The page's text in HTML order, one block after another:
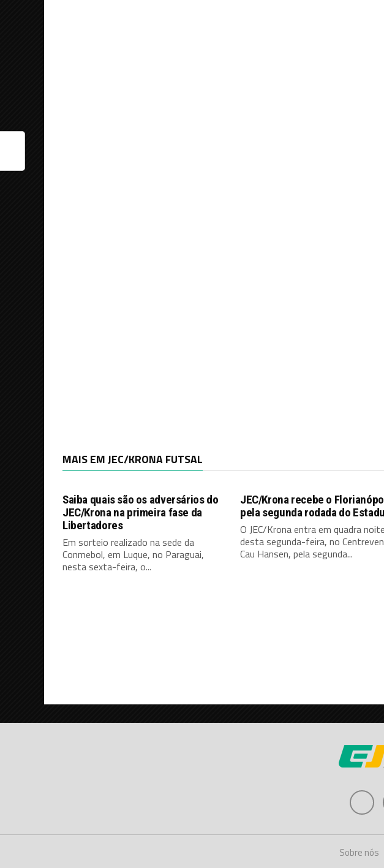
MAIS EM JEC/KRONA FUTSAL
Saiba quais são os adversários do
JEC/Krona na primeira fase da
Libertadores
Em sorteio realizado na sede da
Conmebol, em Luque, no Paraguai,
nesta sexta-feira, o...
JEC/Krona recebe o
pela segunda rodada do
O JEC/Krona entra em quadra noite
desta segunda-feira, no
Cau Hansen, pela segunda...
Sobre nós